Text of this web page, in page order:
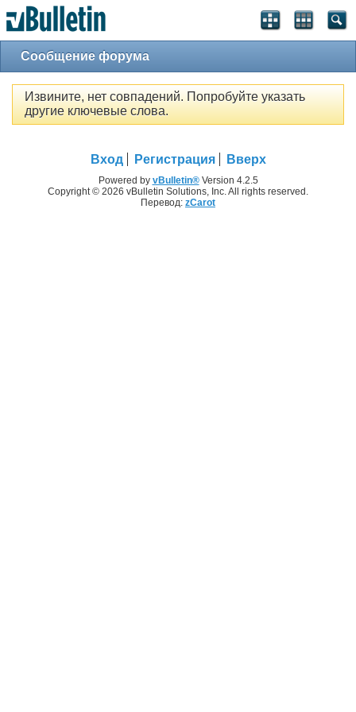
Сообщение форума
Извините, нет совпадений. Попробуйте указать
другие ключевые слова.
Вход Регистрация Вверх
Powered by vBulletin®Version 4.2.5
Copyright © 2026 vBulletin Solutions, Inc. All rights reserved.
Перевод: zCarot